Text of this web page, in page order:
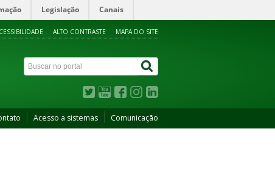
Legislação Canais
ALTO CONTRASTE MAPA DO SITE
Acesso a sistemas Comunicação